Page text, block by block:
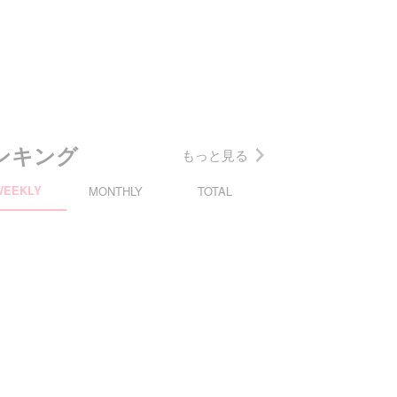
キング もっと見る
MONTHLY TOTAL